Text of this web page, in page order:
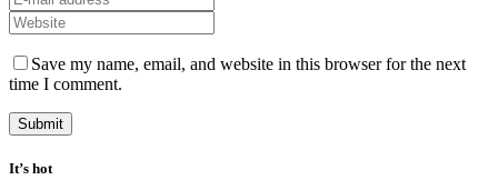
Save my name, email, and website in this browser for the next
time I comment.
It’s hot